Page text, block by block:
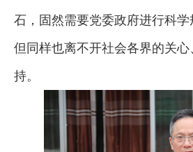
石，固然需要党委政府进行科学
但同样也离不开社会各界的关
持。